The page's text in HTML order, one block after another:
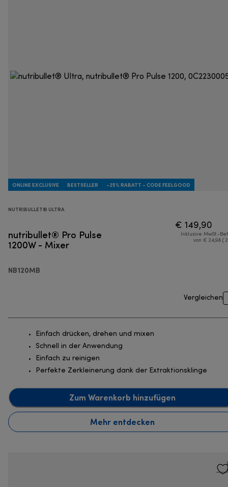
ONLINE EXCLUSIVE BESTSELLER -25% RABATT - CODE FEELGOOD
NUTRIBULLET® ULTRA
nutribullet® Pro Pulse
1200W - Mixer
NB120MB
€ 149,90
Inklusive MwSt.-
von € 24,98 (
Vergleichen
Einfach drücken, drehen und mixen
Schnell in der Anwendung
Einfach zu reinigen
Perfekte Zerkleinerung dank der Extraktionsklinge
Zum Warenkorb hinzufügen
Mehr entdecken